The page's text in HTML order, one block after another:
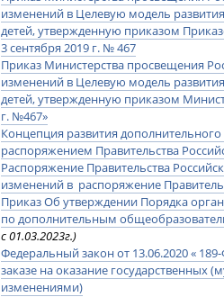
изменений в Целевую модель
детей, утвержденную приказом
3 сентября 2019 г. № 467
Приказ Министерства просвещения
изменений в Целевую модель
детей, утвержденную приказом
г. №467»
Концепция развития
распоряжением Правительства
Распоряжение Правительства
изменений в распоряжение
Приказ Об утверждении Порядка
по дополнительным
с 01.03.2023г.)
Федеральный закон от 13.06.2020 «
заказе на оказание государственных
изменениями)